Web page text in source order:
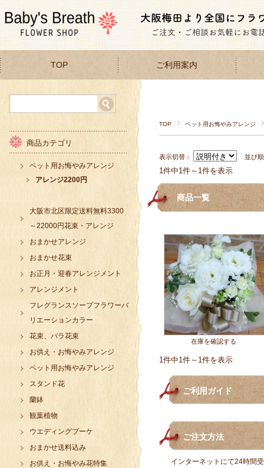
TOP ご利用案内
TOP ペット用お悔やみアレンジ
表示切替： 並び
1件中1件～1件を表示
商品一覧
在庫を確認する
1件中1件～1件を表示
ご利用ガイド
ご注文方法
インターネットにて24時間
商品カテゴリ
ペット用お悔やみアレンジ
アレンジ2200円
大阪市北区限定送料無料3300
～22000円花束・アレンジ
おまかせアレンジ
おまかせ花束
お正月・迎春アレンジメント
アレンジメント
フレグランスソープフラワーバ
リエーションカラー
花束、バラ花束
お供え・お悔やみアレンジ
ペット用お悔やみアレンジ
スタンド花
蘭鉢
観葉植物
ウエディングブーケ
おまかせ送料込み
お供え・お悔やみ花特集